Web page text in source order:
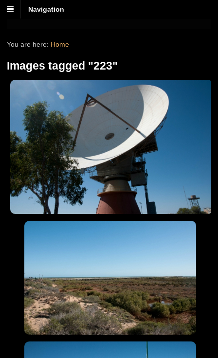
Navigation
You are here: Home
Images tagged "223"